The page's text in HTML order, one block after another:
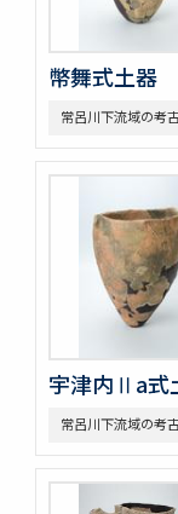
幣舞式土器
常呂川下流域の考
宇津内Ⅱa式
常呂川下流域の考